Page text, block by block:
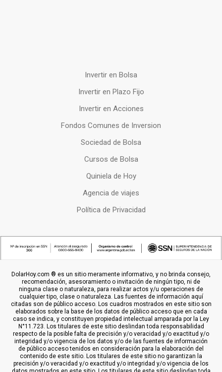
Invertir en Bolsa
Invertir en Plazo Fijo
Invertir en Acciones
Fondos Comunes de Inversion
Sociedad de Bolsa
Cursos de Bolsa
Quiniela de Hoy
Agencia de viajes
Política de Privacidad
DolarHoy.com ® es un sitio meramente informativo, y no brinda consejo,
recomendación, asesoramiento o invitación de ningún tipo, ni de
ninguna clase o naturaleza, para realizar actos y/u operaciones de
cualquier tipo, clase o naturaleza. Las fuentes de información aquí
citadas son de público acceso. Los cuadros mostrados en este sitio son
elaborados sobre la base de los datos de público acceso que en cada
caso se indica, y constituyen propiedad intelectual amparada por la Ley
N°11.723. Los titulares de este sitio deslindan toda responsabilidad
respecto de la posible falta de precisión y/o veracidad y/o exactitud y/o
integridad y/o vigencia de los datos y/o de las fuentes de información
de público acceso tenidos en consideración para la elaboración del
contenido de este sitio. Los titulares de este sitio no garantizan la
precisión y/o veracidad y/o exactitud y/o integridad y/o vigencia de los